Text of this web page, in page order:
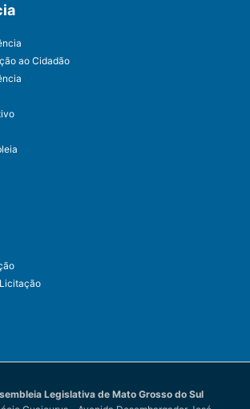
ao Cidadão
Legislativa de Mato Grosso do Sul